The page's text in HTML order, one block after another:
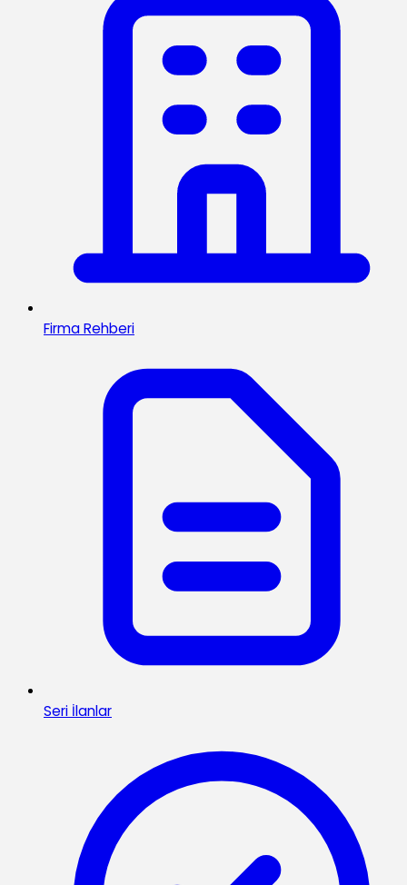
Firma Rehberi
Seri İlanlar